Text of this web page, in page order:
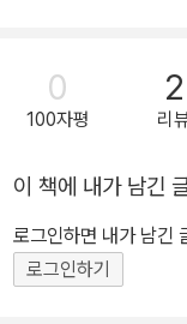
니다. 몇 날 며칠 동안
울타리 밑에서, 웅덩
다. 그러던 어느 날, 아
게 지키겠다고 약속해다오." "약속
상 이 책을 들고 계속
끝에 있는 늙은 보리
0
100자평
2
리
이 책에 내가 남긴
로그인하면 내가 남긴
로그인하기